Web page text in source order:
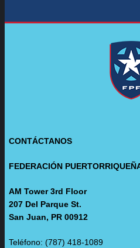
CONTÁCTANOS
FEDERACIÓN
AM Tower 3rd Floor
207 Del Parque St.
San Juan, PR 00912
Teléfono: (787) 418-1089